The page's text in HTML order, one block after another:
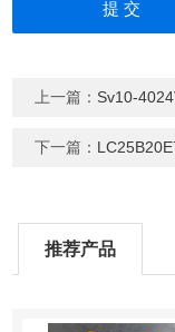
上一篇： Sv10-
下一篇：
推荐产品